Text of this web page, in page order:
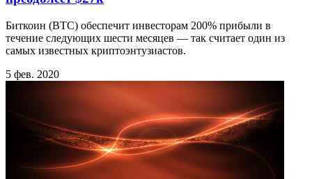
Биткоин (BTC) обеспечит инвесторам 200% прибыли в
течение следующих шести месяцев — так считает один из
самых известных криптоэнтузиастов.
5 фев. 2020